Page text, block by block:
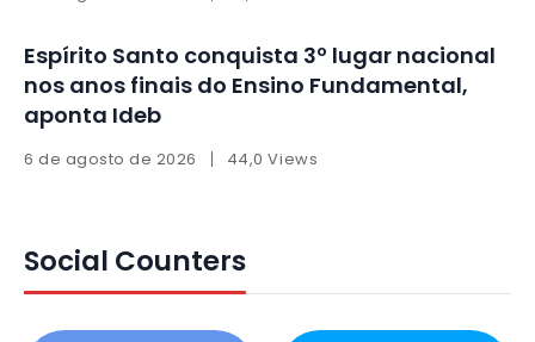
Espírito Santo conquista 3º lugar nacional
nos anos finais do Ensino Fundamental,
aponta Ideb
6 de agosto de 2026 44,0 Views
Social Counters